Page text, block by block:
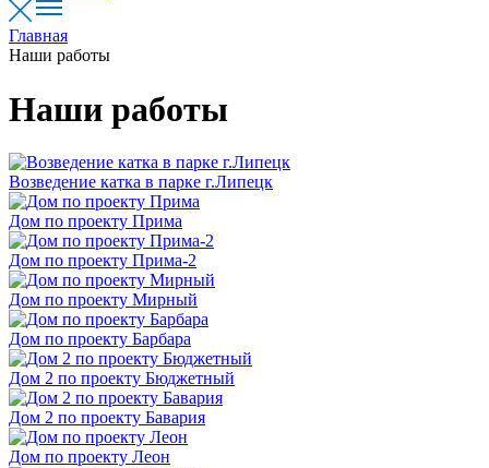
Главная
Наши работы
Наши работы
Возведение катка в парке г.Липецк
Дом по проекту Прима
Дом по проекту Прима-2
Дом по проекту Мирный
Дом по проекту Барбара
Дом 2 по проекту Бюджетный
Дом 2 по проекту Бавария
Дом по проекту Леон